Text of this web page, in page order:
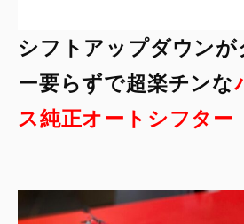
シフトアップダウン
ー要らずで超楽チンな
ス純正オートシフター